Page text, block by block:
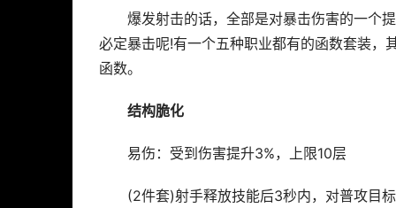
爆发射击的话，全部是对暴击伤害的一个
必定暴击呢!有一个五种职业都有的函数套装，
函数。
结构脆化
易伤：受到伤害提升3%，上限10层
(2件套)射手释放技能后3秒内，对普攻目